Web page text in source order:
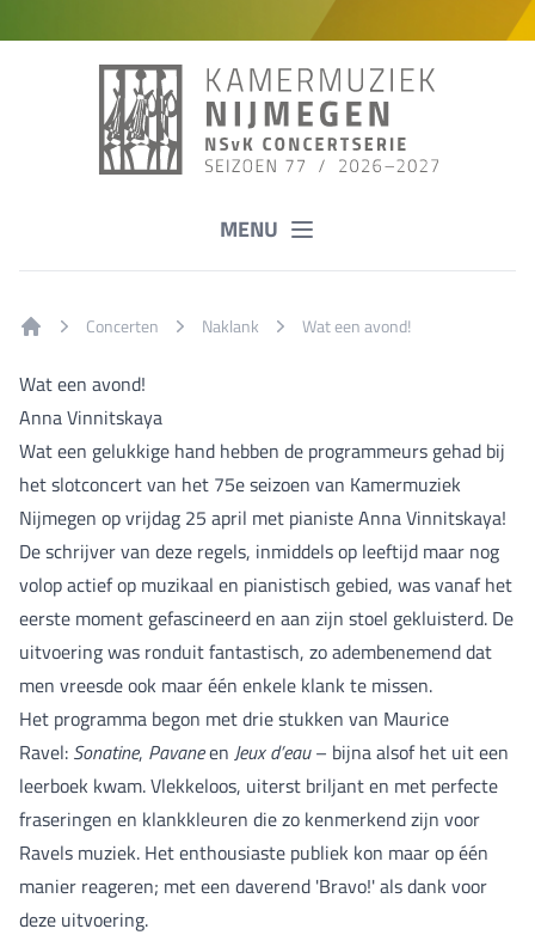
MENU
Concerten Naklank Wat een avond!
Wat een avond!
Anna Vinnitskaya
Wat een gelukkige hand hebben de programmeurs gehad bij
het slotconcert van het 75e seizoen van Kamermuziek
Nijmegen op vrijdag 25 april met pianiste Anna Vinnitskaya!
De schrijver van deze regels, inmiddels op leeftijd maar nog
volop actief op muzikaal en pianistisch gebied, was vanaf het
eerste moment gefascineerd en aan zijn stoel gekluisterd. De
uitvoering was ronduit fantastisch, zo adembenemend dat
men vreesde ook maar één enkele klank te missen.
Het programma begon met drie stukken van Maurice
Ravel: Sonatine, Pavaneen Jeux d’eau– bijna alsof het uit een
leerboek kwam. Vlekkeloos, uiterst briljant en met perfecte
fraseringen en klankkleuren die zo kenmerkend zijn voor
Ravels muziek. Het enthousiaste publiek kon maar op één
manier reageren; met een daverend 'Bravo!' als dank voor
deze uitvoering.